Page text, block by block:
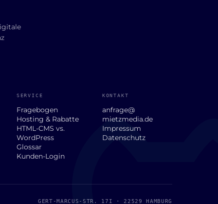
SERVICE
Fragebogen
Hosting & Rabatte
HTML-CMS vs.
WordPress
Glossar
Kunden-Login
KONTAKT
anfrage@
mietzmedia.de
Impressum
Datenschutz
GERT-MARCUS-STR. 17I · 22529 HAMBURG